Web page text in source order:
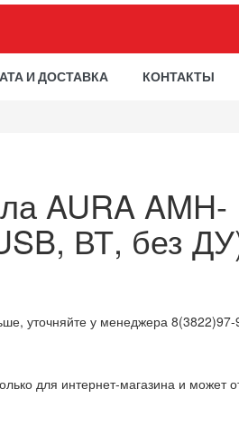
И ДОСТАВКА КОНТАКТЫ
AURA AMH-
ВТ, без
уточняйте у менеджера
для интернет-магазина и может